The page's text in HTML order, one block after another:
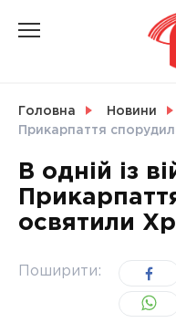
Головна Новини
Прикарпаття
В одній із
освятили
Поширити: